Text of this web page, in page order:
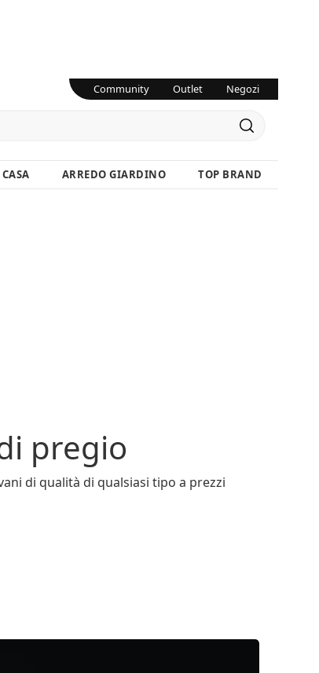
Community Outlet Negozi
ARREDO GIARDINO TOP BRAND
pregio
di qualità di qualsiasi tipo a prezzi